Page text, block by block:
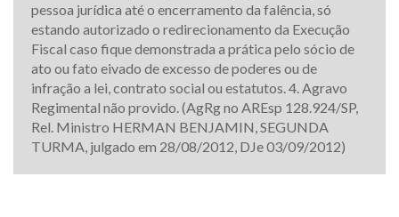
pessoa jurídica até o encerramento da falência, só
estando autorizado o redirecionamento da Execução
Fiscal caso fique demonstrada a prática pelo sócio de
ato ou fato eivado de excesso de poderes ou de
infração a lei, contrato social ou estatutos. 4. Agravo
Regimental não provido. (AgRg no AREsp 128.924/SP,
Rel. Ministro HERMAN BENJAMIN, SEGUNDA
TURMA, julgado em 28/08/2012, DJe 03/09/2012)